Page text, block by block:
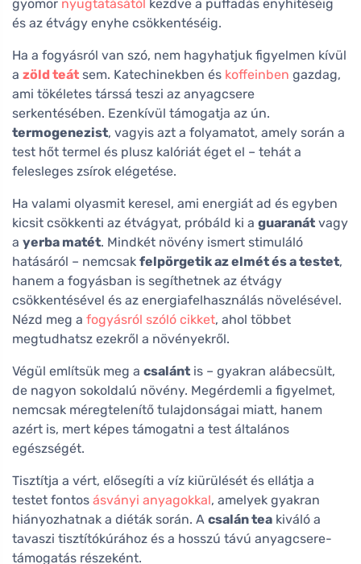
gyomor nyugtatásától kezdve a puffadás enyhítéséig
és az étvágy enyhe csökkentéséig.
Ha a fogyásról van szó, nem hagyhatjuk figyelmen kívül
a zöld teát sem. Katechinekben és koffeinben gazdag,
ami tökéletes társsá teszi az anyagcsere
serkentésében. Ezenkívül támogatja az ún.
termogenezist, vagyis azt a folyamatot, amely során a
test hőt termel és plusz kalóriát éget el – tehát a
felesleges zsírok elégetése.
Ha valami olyasmit keresel, ami energiát ad és egyben
kicsit csökkenti az étvágyat, próbáld ki a guaranát vagy
a yerba matét. Mindkét növény ismert stimuláló
hatásáról – nemcsak felpörgetik az elmét és a testet,
hanem a fogyásban is segíthetnek az étvágy
csökkentésével és az energiafelhasználás növelésével.
Nézd meg a fogyásról szóló cikket, ahol többet
megtudhatsz ezekről a növényekről.
Végül említsük meg a csalánt is – gyakran alábecsült,
de nagyon sokoldalú növény. Megérdemli a figyelmet,
nemcsak méregtelenítő tulajdonságai miatt, hanem
azért is, mert képes támogatni a test általános
egészségét.
Tisztítja a vért, elősegíti a víz kiürülését és ellátja a
testet fontos ásványi anyagokkal, amelyek gyakran
hiányozhatnak a diéták során. A csalán tea kiváló a
tavaszi tisztítókúrához és a hosszú távú anyagcsere-
támogatás részeként.